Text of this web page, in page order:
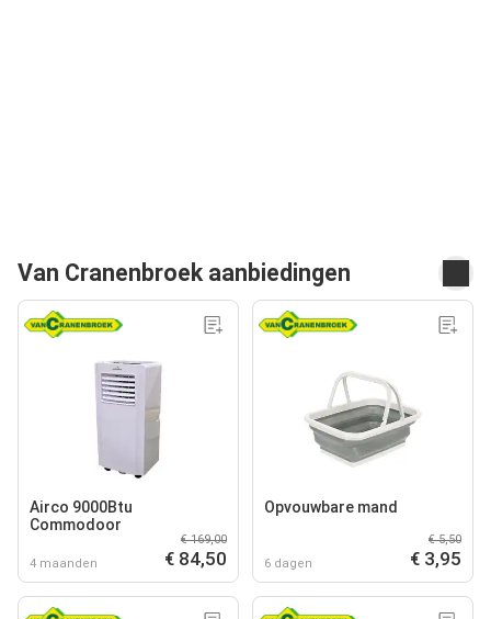
Van Cranenbroek aanbiedingen
Airco 9000Btu
Commodoor
4 maanden
€ 169,00
€ 84,50
Opvouwbare mand
6 dagen
€ 5,50
€ 3,95